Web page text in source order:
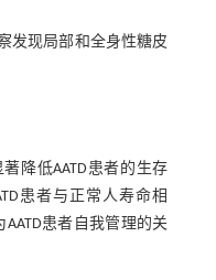
发现局部和全身性糖皮
降低AATD患者的生存
患者与正常人寿命相
患者自我管理的关